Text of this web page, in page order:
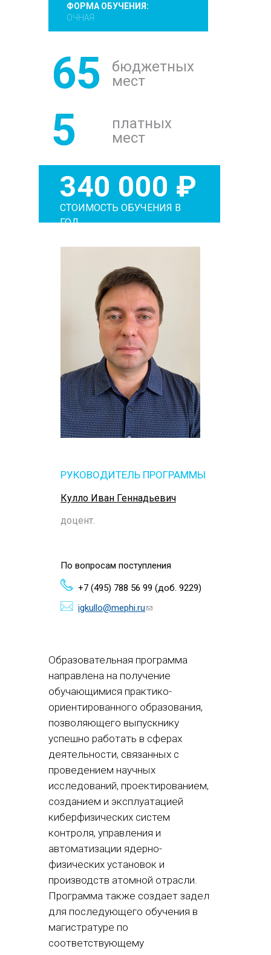
ФОРМА ОБУЧЕНИЯ:
ОЧНАЯ
65
бюджетных
мест
5
платных
мест
340 000 ₽
СТОИМОСТЬ ОБУЧЕНИЯ В
ГОД
РУКОВОДИТЕЛЬ ПРОГРАММЫ
Кулло Иван Геннадьевич
доцент.
По вопросам поступления
+7 (495) 788 56 99 (доб. 9229)
igkullo@mephi.ru(ссылка для
Образовательная программа
направлена на получение
обучающимися практико-
ориентированного образования,
позволяющего выпускнику
успешно работать в сферах
деятельности, связанных с
проведением научных
исследований, проектированием,
созданием и эксплуатацией
киберфизических систем
контроля, управления и
автоматизации ядерно-
физических установок и
производств атомной отрасли.
Программа также создает задел
для последующего обучения в
магистратуре по
соответствующему